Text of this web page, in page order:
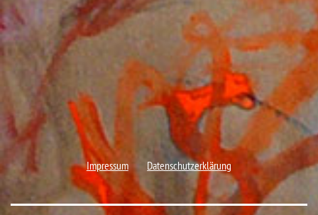
Impressum Datenschutzerklärung